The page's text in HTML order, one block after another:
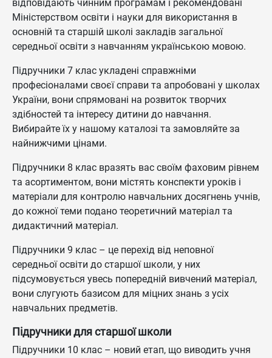
відповідають чинним програмам і рекомендовані
Міністерством освіти і науки для використання в
основній та старшій школі закладів загальної
середньої освіти з навчанням українською мовою.
Підручники 7 клас укладені справжніми
професіоналами своєї справи та апробовані у школах
України, вони спрямовані на розвиток творчих
здібностей та інтересу дитини до навчання.
Вибирайте їх у нашому каталозі та замовляйте за
найнижчими цінами.
Підручники 8 клас вразять вас своїм фаховим рівнем
та асортиментом, вони містять конспекти уроків і
матеріали для контролю навчальних досягнень учнів,
до кожної теми подано теоретичний матеріал та
дидактичний матеріал.
Підручники 9 клас – це перехід від неповної
середньої освіти до старшої школи, у них
підсумовується увесь попередній вивчений матеріал,
вони слугують базисом для міцних знань з усіх
навчальних предметів.
Підручники для старшої школи
Підручники 10 клас – новий етап, що виводить учня